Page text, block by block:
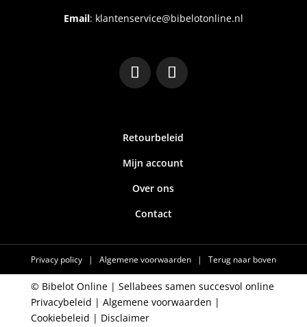
Email: klantenservice@bibelotonline.nl
Retourbeleid
Mijn account
Over ons
Contact
Privacy policy | Algemene voorwaarden | Terug naar boven
© Bibelot Online | Sellabees samen succesvol online
Privacybeleid | Algemene voorwaarden |
Cookiebeleid | Disclaimer